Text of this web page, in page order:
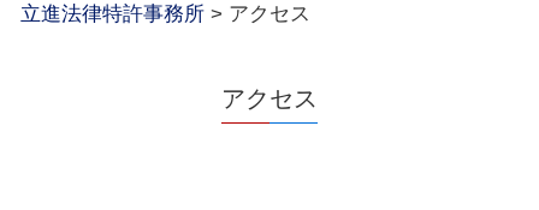
立進法律特許事務所 > アクセス
アクセス